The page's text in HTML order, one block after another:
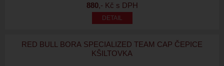
880,- Kč s DPH
RED BULL BORA SPECIALIZED TEAM CAP ČEPICE
KŠILTOVKA